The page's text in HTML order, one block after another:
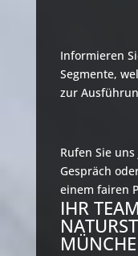
Informieren
Segmente,
zur
Rufen Sie
Gespräch
einem fairen
IHR